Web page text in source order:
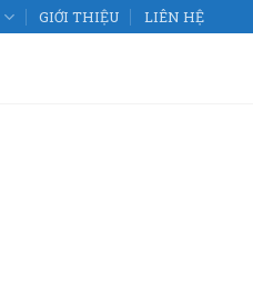
GIỚI THIỆU LIÊN HỆ